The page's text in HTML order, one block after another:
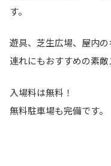
す。
遊具、芝生広場、屋内
連れにもおすすめの素敵
入場料は無料！
無料駐車場も完備です。